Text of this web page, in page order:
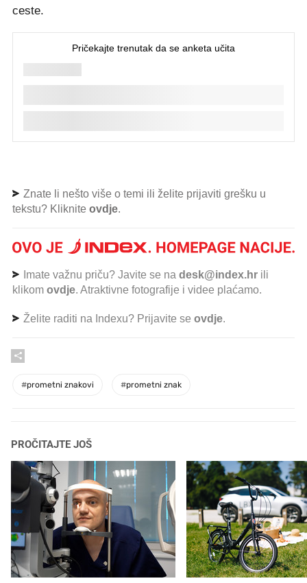
ceste.
Znate li nešto više o temi ili želite prijaviti grešku u
tekstu? Kliknite ovdje.
Imate važnu priču? Javite se na desk@index.hr ili
klikom ovdje. Atraktivne fotografije i videe plaćamo.
Želite raditi na Indexu? Prijavite se ovdje.
#prometni znakovi #prometni znak
PROČITAJTE JOŠ